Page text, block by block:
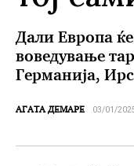
Дали Европа
воведување
Германија,
АГАТА ДЕМАРЕ 03/01/